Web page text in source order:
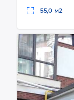
55,0 м2